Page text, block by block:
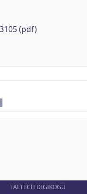
(pdf)
TALTECH DIGIKOGU